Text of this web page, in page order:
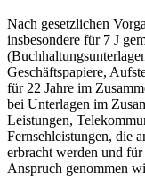
Nach gesetzlichen
insbesondere für 7 J
Geschäftspapiere,
für 22 Jahre im
bei Unterlagen im
Leistungen,
Fernsehleistungen, die
erbracht werden und
Anspruch genommen